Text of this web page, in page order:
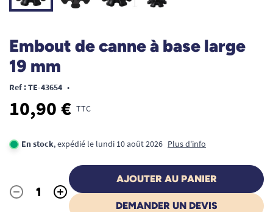
Embout de canne à base large
19 mm
Ref : TE-43654 •
10,90 € TTC
En stock, expédié le lundi 10 août 2026 Plus d'info
Quantité
- +
AJOUTER AU PANIER
DEMANDER UN DEVIS